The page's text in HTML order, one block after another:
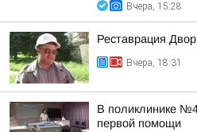
Вчера, 15:28
Реставрация
Вчера, 18:31
В поликлинике
первой помощи